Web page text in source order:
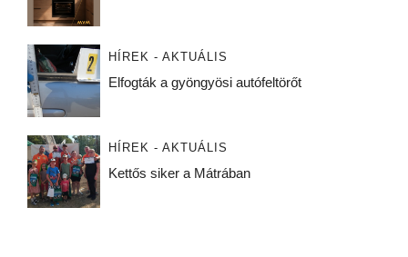
HÍREK - AKTUÁLIS
Elfogták a gyöngyösi autófeltörőt
HÍREK - AKTUÁLIS
Kettős siker a Mátrában